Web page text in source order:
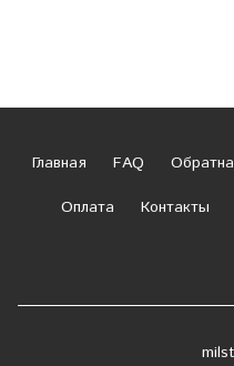
Главная FAQ
Оплата
Контакты